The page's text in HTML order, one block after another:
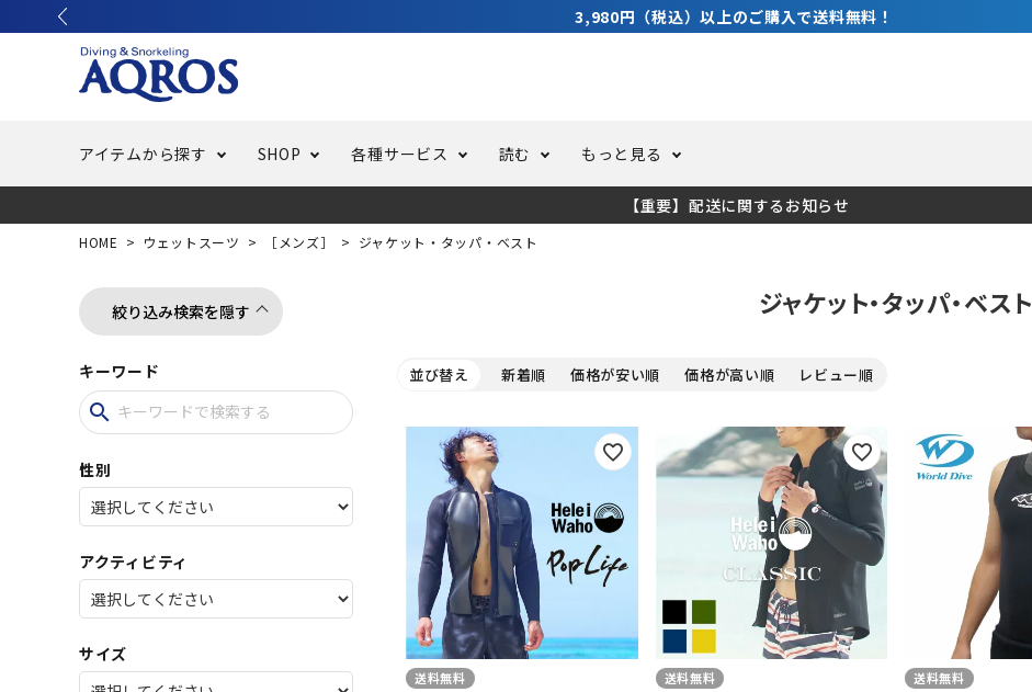
3,980円（税込）以上のご購入で送料無料！
アイテムから探す
ラッシュガード・水着・マリンウェア ウエットスーツ
フリースタイルダイビング 水中ライト・ビデオライト
バッグ・ケース ウエイト・ウエイトベルト アクセサリー
スイミング サーフ
SALE 店舗限定商品
SHOP
池袋店／IKEBUKURO
各種サービス
バッテリー交換 オーバーホール
読む
ニュース 特集
でしか 今コレ愛用してます！
もっと見る
ご利用ガイド はじめての方へ
LINE ID連携でお買い物が便利に 海の遊びをもっと知る
求人
【重要】配送に関するお知らせ
HOME ウェットスーツ ［メンズ］ ジャケット・タッパ・ベスト
絞り込み検索を隠す
キーワード
search
性別
アクティビティ
サイズ
ジャケット・タッパ・ベスト
並び替え 新着順 価格が安い順 価格が高い順 レビュー順
送料無料 送料無料 送料無料